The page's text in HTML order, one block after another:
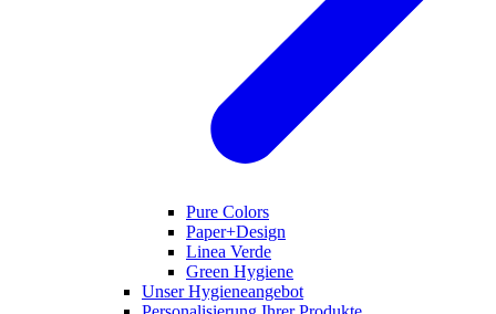
Pure Colors
Paper+Design
Linea Verde
Green Hygiene
Unser Hygieneangebot